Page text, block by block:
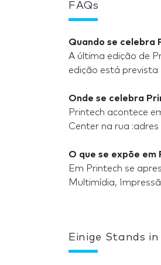
FAQs
Quando se celebra
A última edição de
edição está prevista
Onde se celebra
Printech acontece
Center na rua :adres
O que se expõe em
Em Printech se
Multimídia,
Einige Stands in